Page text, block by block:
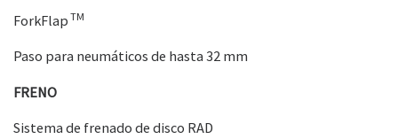
ForkFlap TM
Paso para neumáticos de hasta 32 mm
FRENO
Sistema de frenado de disco RAD